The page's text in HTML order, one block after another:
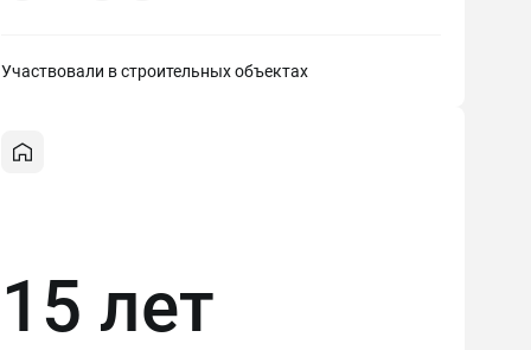
Участвовали в строительных объектах
15 лет